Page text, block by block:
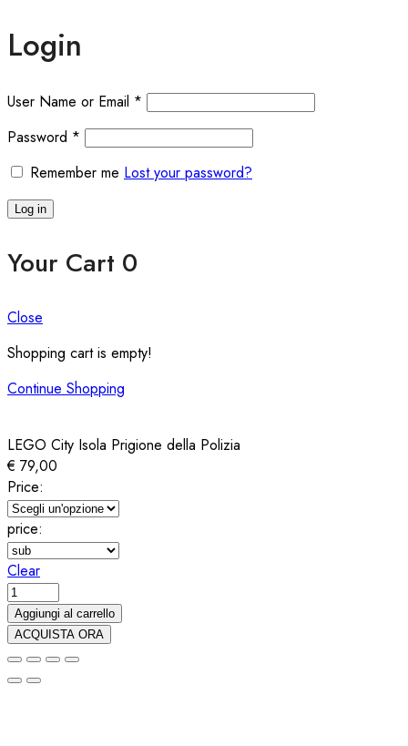
Login
User Name or Email *
Password *
Remember me Lost your password?
Log in
Your Cart 0
Close
Shopping cart is empty!
Continue Shopping
LEGO City Isola Prigione della Polizia
€ 79,00
Price:
price:
Clear
LEGO
City
Isola
Prigione
della
Aggiungi al carrello
ACQUISTA ORA